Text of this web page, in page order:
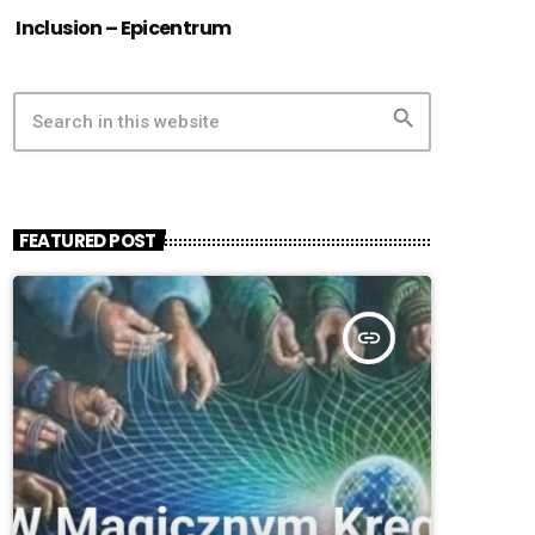
Inclusion – Epicentrum
search
FEATURED POST
insert_link